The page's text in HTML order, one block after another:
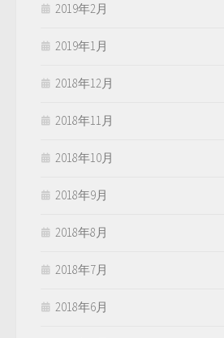
2019年2月
2019年1月
2018年12月
2018年11月
2018年10月
2018年9月
2018年8月
2018年7月
2018年6月